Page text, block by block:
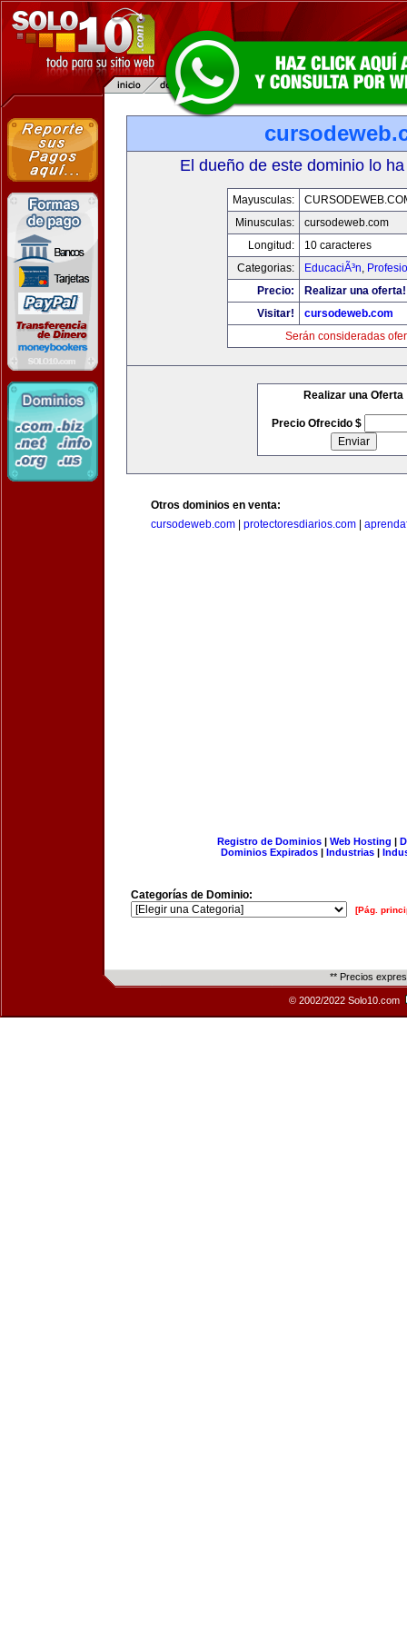
El dueño de este dominio lo
Mayusculas:
Minusculas:
cursodeweb.com
Longitud:
10 caracteres
Categorias:
EducaciÃ³n,
Precio:
Realizar una oferta!
Visitar!
cursodeweb.com
Serán consideradas
Realizar una Oferta
Precio Ofrecido $
Otros dominios en venta:
cursodeweb.com
protectoresdiarios.com
Registro de Dominios| Web Hosting |
Dominios Expirados | Industrias |
Categorías de Dominio:
[Pág.
** Precios
© 2002/2022 Solo10.com